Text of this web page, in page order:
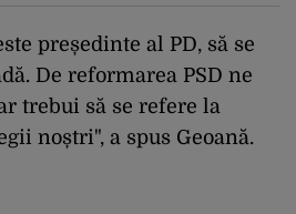
președinte al PD, să se
De reformarea PSD ne
trebui să se refere la
noștri", a spus Geoană.